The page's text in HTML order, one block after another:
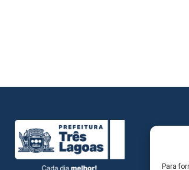
Para